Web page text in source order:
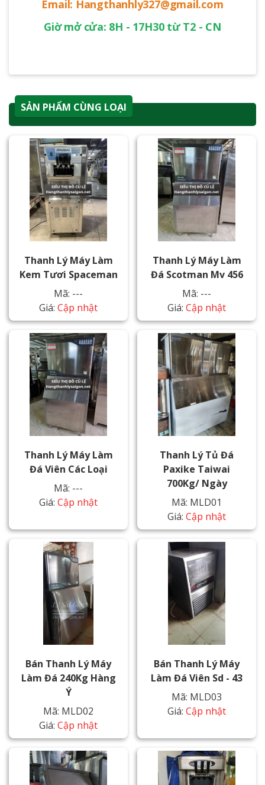
Email: Hangthanhly327@gmail.com
Giờ mở cửa: 8H - 17H30 từ T2 - CN
SẢN PHẨM CÙNG LOẠI
Thanh Lý Máy Làm
Kem Tươi Spaceman
Mã: ---
Giá: Cập nhật
Thanh Lý Máy Làm
Đá Scotman Mv 456
Mã: ---
Giá: Cập nhật
Thanh Lý Máy Làm
Đá Viên Các Loại
Mã: ---
Giá: Cập nhật
Thanh Lý Tủ Đá
Paxike Taiwai
700Kg/ Ngày
Mã: MLD01
Giá: Cập nhật
Bán Thanh Lý Máy
Làm Đá 240Kg Hàng
Ý
Mã: MLD02
Giá: Cập nhật
Bán Thanh Lý Máy
Làm Đá Viên Sd - 43
Mã: MLD03
Giá: Cập nhật